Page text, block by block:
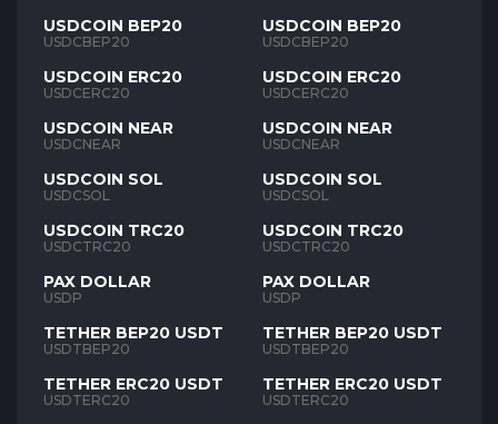
USDCOIN BEP20
USDCBEP20
USDCOIN ERC20
USDCERC20
USDCOIN NEAR
USDCNEAR
USDCOIN SOL
USDCSOL
USDCOIN TRC20
USDCTRC20
PAX DOLLAR
USDP
TETHER BEP20 USDT
USDTBEP20
TETHER ERC20 USDT
USDTERC20
USDCOIN BEP20
USDCBEP20
USDCOIN ERC20
USDCERC20
USDCOIN NEAR
USDCNEAR
USDCOIN SOL
USDCSOL
USDCOIN TRC20
USDCTRC20
PAX DOLLAR
USDP
TETHER BEP20 USDT
USDTBEP20
TETHER ERC20 USDT
USDTERC20